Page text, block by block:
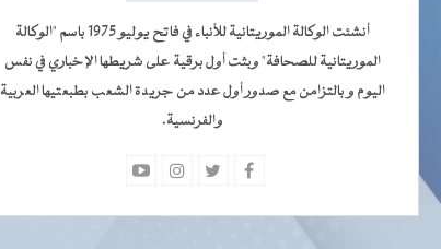
أنشئت الوكالة الموريتانية للأنباء في فاتح يوليو 1975 باسم "الوكالة
الموريتانية للصحافة" وبثت أول برقية على شريطها الإخباري في نفس
اليوم و بالتزامن مع صدور أول عدد من جريدة الشعب بطبعتيها العربية
والفرنسية.